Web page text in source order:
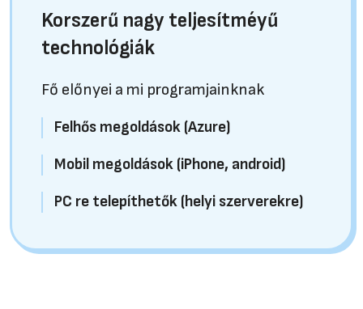
Korszerű nagy teljesítméyű
technológiák
Fő előnyei a mi programjainknak
Felhős megoldások (Azure)
Mobil megoldások (iPhone, android)
PC re telepíthetők (helyi szerverekre)